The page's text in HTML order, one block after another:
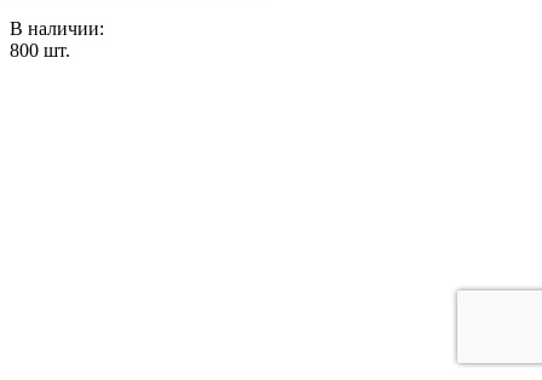
В наличии:
800 шт.